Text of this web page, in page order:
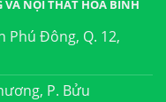
NỘI THẤT HÒA BÌNH
Phú Đông, Q. 12,
P. Bửu